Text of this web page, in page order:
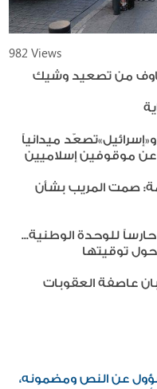
982 Views
من تصعيد وشيك
ميدانياً
عن موقوفين إسلاميين
صمت المريب بشأن
للوحدة الوطنية...
توقيتها
عاصفة العقوبات
عن النص ومضمونه،